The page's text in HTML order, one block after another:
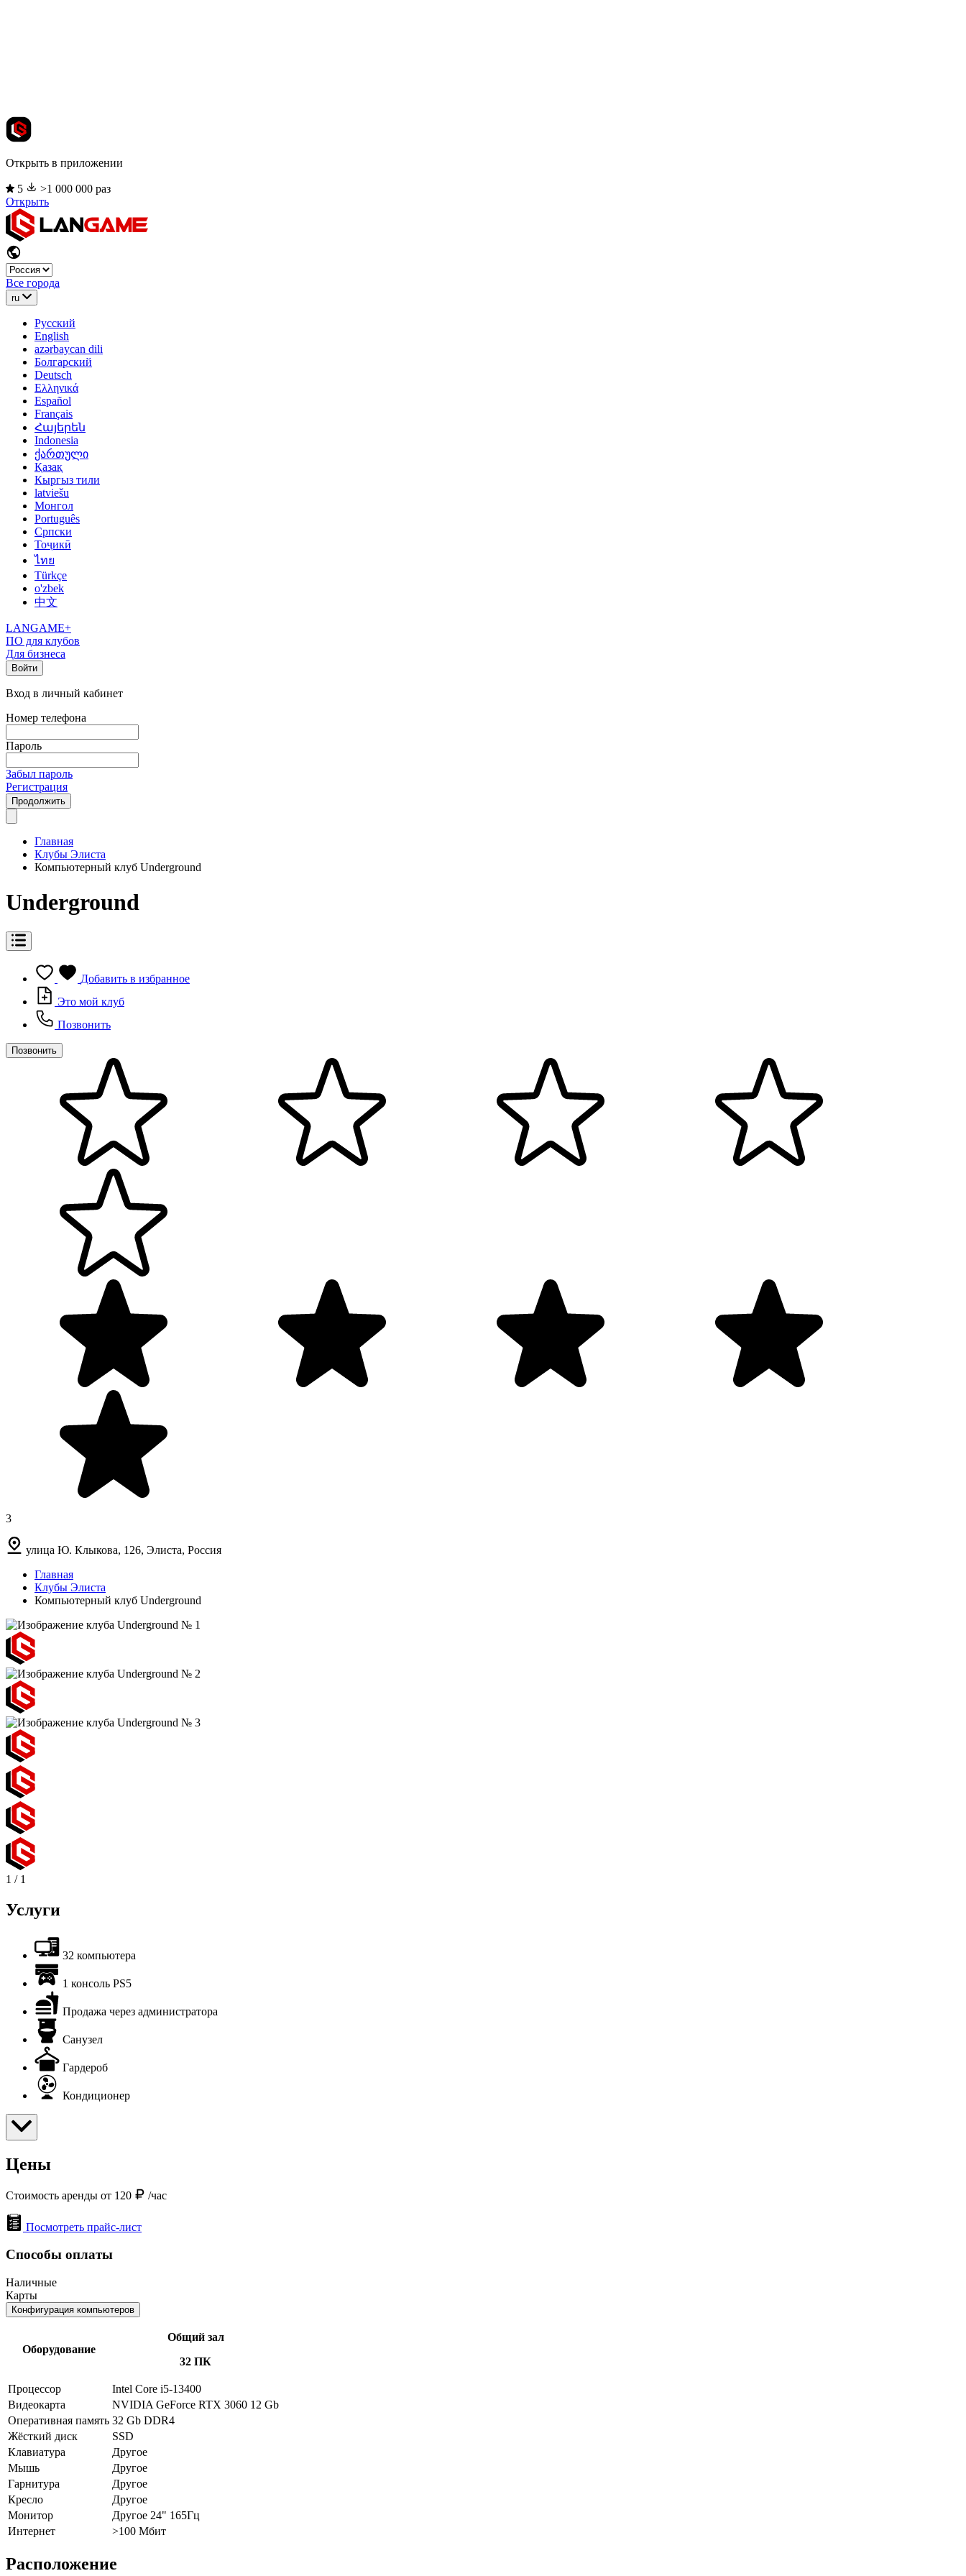
Открыть в приложении
5
>1 000 000 раз
Открыть
Все города
ru
Русский
English
azərbaycan dili
Болгарский
Deutsch
Ελληνικά
Español
Français
Հայերեն
Indonesia
ქართული
Қазақ
Кыргыз тили
latviešu
Монгол
Português
Српски
Тоҷикӣ
ไทย
Türkçe
o'zbek
中文
LANGAME+
ПО для клубов
Для бизнеса
Войти
Вход в личный кабинет
Номер телефона
Пароль
Забыл пароль
Регистрация
Продолжить
Главная
Клубы Элиста
Компьютерный клуб Underground
Underground
Добавить в избранное
Это мой клуб
Позвонить
Позвонить
3
улица Ю. Клыкова, 126, Элиста, Россия
Главная
Клубы Элиста
Компьютерный клуб Underground
1 / 1
Услуги
32 компьютера
1 консоль PS5
Продажа через администратора
Санузел
Гардероб
Кондиционер
Цены
Стоимость аренды от 120 /час
Посмотреть прайс-лист
Способы оплаты
Наличные
Карты
Конфигурация компьютеров
Оборудование
Общий зал
32 ПК
Процессор
Intel Core i5-13400
Видеокарта
NVIDIA GeForce RTX 3060 12 Gb
Оперативная память 32 Gb DDR4
Жёсткий диск
SSD
Клавиатура
Другое
Мышь
Другое
Гарнитура
Другое
Кресло
Другое
Монитор
Другое 24" 165Гц
Интернет
>100 Мбит
Расположение